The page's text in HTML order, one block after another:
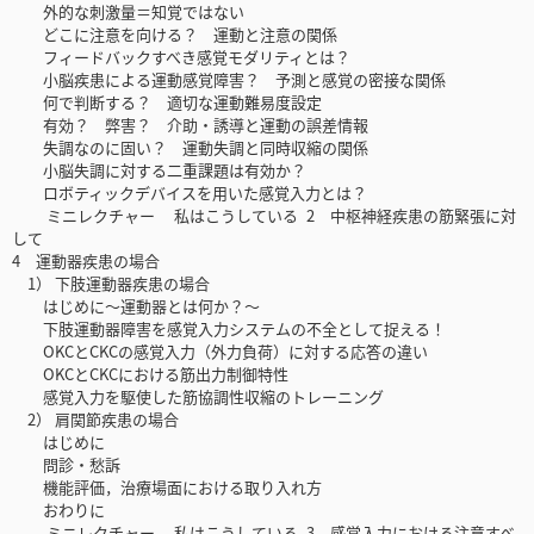
外的な刺激量＝知覚ではない
どこに注意を向ける？ 運動と注意の関係
フィードバックすべき感覚モダリティとは？
小脳疾患による運動感覚障害？ 予測と感覚の密接な関係
何で判断する？ 適切な運動難易度設定
有効？ 弊害？ 介助・誘導と運動の誤差情報
失調なのに固い？ 運動失調と同時収縮の関係
小脳失調に対する二重課題は有効か？
ロボティックデバイスを用いた感覚入力とは？
ミニレクチャー 私はこうしている 2 中枢神経疾患の筋緊張に対
して
4 運動器疾患の場合
1） 下肢運動器疾患の場合
はじめに〜運動器とは何か？〜
下肢運動器障害を感覚入力システムの不全として捉える！
OKCとCKCの感覚入力（外力負荷）に対する応答の違い
OKCとCKCにおける筋出力制御特性
感覚入力を駆使した筋協調性収縮のトレーニング
2） 肩関節疾患の場合
はじめに
問診・愁訴
機能評価，治療場面における取り入れ方
おわりに